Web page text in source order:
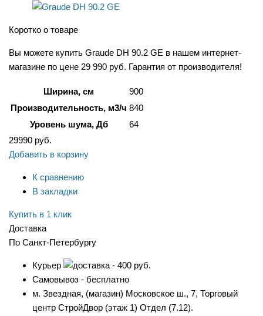
Коротко о товаре
Вы можете купить Graude DH 90.2 GE в нашем интернет-
магазине по цене 29 990 руб. Гарантия от производителя!
Ширина, см
900
Производительность, м3/ч 840
Уровень шума, Дб
64
29990 руб.
Добавить в корзину
К сравнению
В закладки
Купить в 1 клик
Доставка
По Санкт-Петербургу
Курьер
- 400 руб.
Самовывоз - бесплатно
м. Звездная, (магазин) Московское ш., 7, Торговый
центр СтройДвор (этаж 1) Отдел (7.12).